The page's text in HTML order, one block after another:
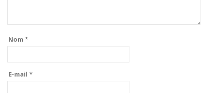
Nom *
E-mail *